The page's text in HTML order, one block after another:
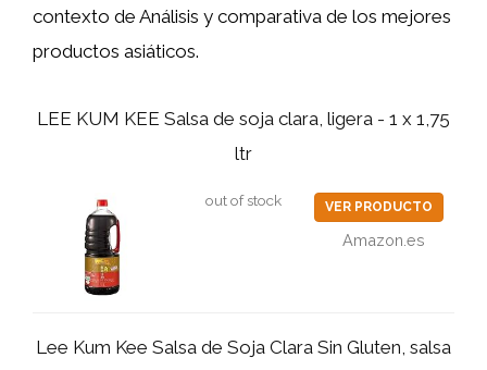
contexto de Análisis y comparativa de los mejores
productos asiáticos.
LEE KUM KEE Salsa de soja clara, ligera - 1 x 1,75
ltr
out of stock VER PRODUCTO
Amazon.es
Lee Kum Kee Salsa de Soja Clara Sin Gluten, salsa